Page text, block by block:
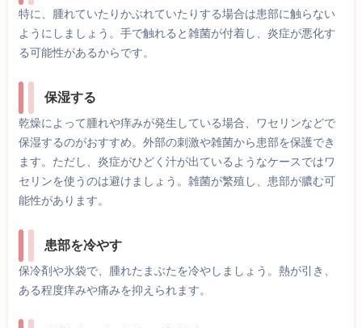
特に、腫れていたりかぶれていたりする場合は患部に触らない
ようにしましょう。手で触れると雑菌が付着し、炎症が悪化す
る可能性があるからです。
保湿する
乾燥によって腫れや痒みが発生している場合、ワセリンなどで
保湿するのがおすすめ。外部の刺激や雑菌から患部を保護でき
ます。ただし、炎症がひどく汁が出ているようなケースではワ
セリンを使うのは避けましょう。雑菌が繁殖し、患部が膿む可
能性があります。
患部を冷やす
保冷剤や氷袋で、腫れたまぶたを冷やしましょう。熱が引き、
ある程度痒みや痛みを抑えられます。